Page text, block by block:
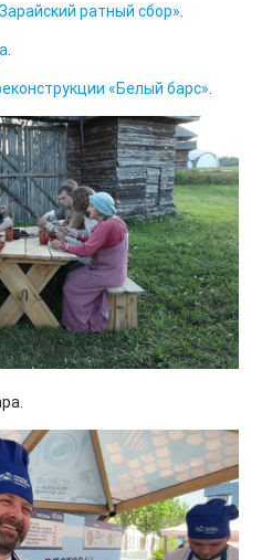
ратный сбор».
.
«Белый барс».